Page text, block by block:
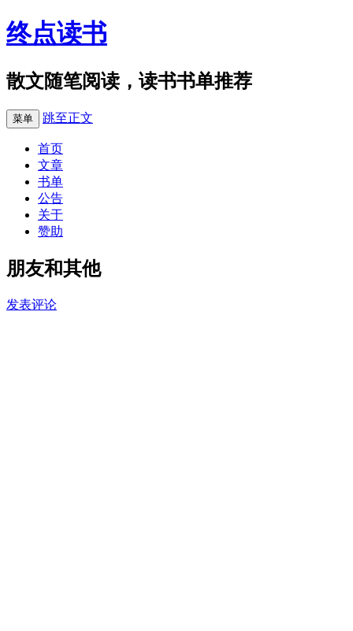
终点读书
散文随笔阅读，读书书单推荐
菜单 跳至正文
首页
文章
书单
公告
关于
赞助
朋友和其他
发表评论